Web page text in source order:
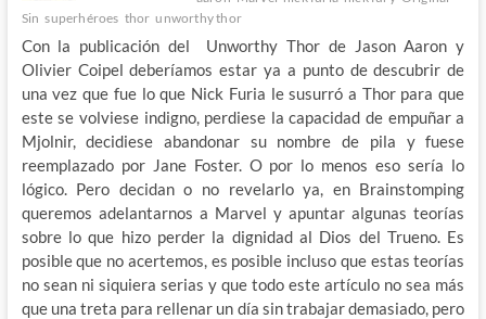
Sin superhéroes thor unworthy thor
Con la publicación del Unworthy Thor de Jason Aaron y
Olivier Coipel deberíamos estar ya a punto de descubrir de
una vez que fue lo que Nick Furia le susurró a Thor para que
este se volviese indigno, perdiese la capacidad de empuñar a
Mjolnir, decidiese abandonar su nombre de pila y fuese
reemplazado por Jane Foster. O por lo menos eso sería lo
lógico. Pero decidan o no revelarlo ya, en Brainstomping
queremos adelantarnos a Marvel y apuntar algunas teorías
sobre lo que hizo perder la dignidad al Dios del Trueno. Es
posible que no acertemos, es posible incluso que estas teorías
no sean ni siquiera serias y que todo este artículo no sea más
que una treta para rellenar un día sin trabajar demasiado, pero